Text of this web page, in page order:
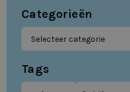
Categorieën
Tags